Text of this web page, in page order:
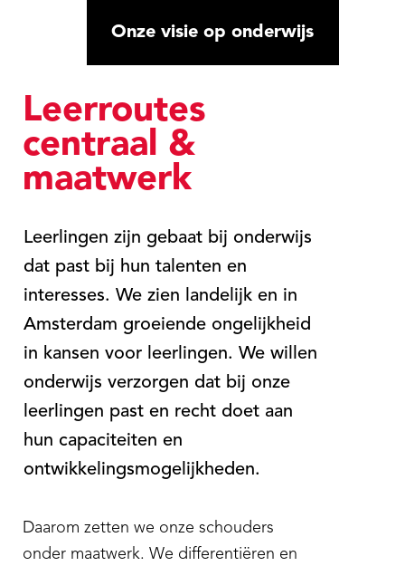
Onze visie op onderwijs
Leerroutes
centraal &
maatwerk
Leerlingen zijn gebaat bij onderwijs
dat past bij hun talenten en
interesses. We zien landelijk en in
Amsterdam groeiende ongelijkheid
in kansen voor leerlingen. We willen
onderwijs verzorgen dat bij onze
leerlingen past en recht doet aan
hun capaciteiten en
ontwikkelingsmogelijkheden.
Daarom zetten we onze schouders
onder maatwerk. We differentiëren en